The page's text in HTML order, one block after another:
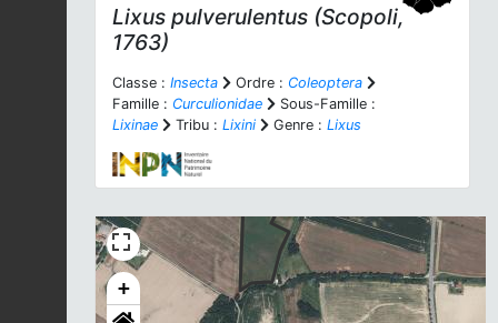
Lixus pulverulentus (Scopoli,
1763)
Classe : Insecta Ordre : Coleoptera
Famille : Curculionidae
Sous-Famille :
Lixinae
Tribu : Lixini Genre : Lixus
+